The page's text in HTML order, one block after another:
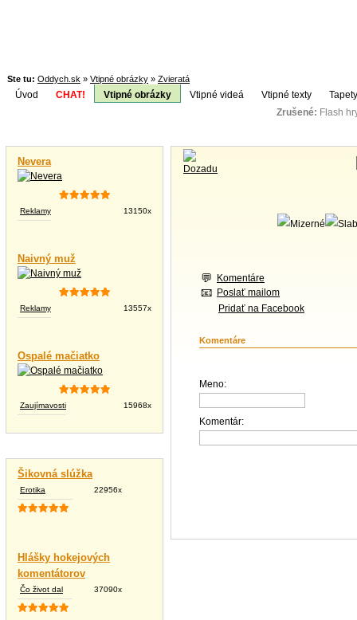
Ste tu: Oddych.sk » Vtipné obrázky » Zvieratá
Úvod CHAT! Vtipné obrázky Vtipné videá Vtipné texty
Zrušené: Flash
Nevera
Reklamy 13150x
Naivný muž
Reklamy 13557x
Ospalé mačiatko
Zaujímavosti 15968x
Šikovná slúžka
Erotika 22956x
Hlášky hokejových
komentátorov
Čo život dal 37090x
Komentáre
Poslať mailom
Pridať na Facebook
Komentáre
Meno:
Komentár: